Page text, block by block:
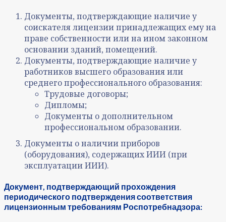
Документы, подтверждающие наличие у
соискателя лицензии принадлежащих ему на
праве собственности или на ином законном
основании зданий, помещений.
Документы, подтверждающие наличие у
работников высшего образования или
среднего профессионального образования:
Трудовые договоры;
Дипломы;
Документы о дополнительном
профессиональном образовании.
Документы о наличии приборов
(оборудования), содержащих ИИИ (при
эксплуатации ИИИ).
Документ, подтверждающий прохождения
периодического подтверждения соответствия
лицензионным требованиям Роспотребнадзора: